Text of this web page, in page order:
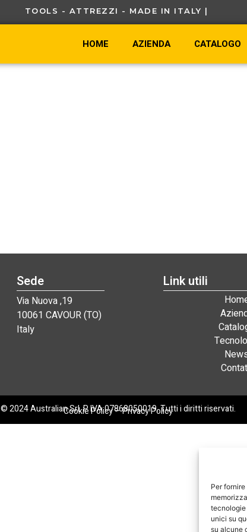
Per
tecnologie
unici su
su alcune
TOOLS - ATTREZZI - MADE IN ITALY |
HOME AZIENDA CATALOGO
Sede
Via Nuova ,19
10061 CAVOUR (TO)
Italy
Link utili
© 2024 Australian Srl. P. IVA 07868050019. Tutti i diritti riservati.
Cookie Policy–Privacy Policy